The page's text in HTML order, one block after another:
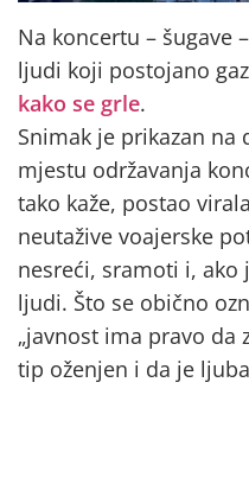
Na koncertu – šugave
ljudi koji postojano
kako se grle.
Snimak je prikazan na
mjestu održavanja
tako kaže, postao
neutažive voajerske
nesreći, sramoti i,
ljudi. Što se obično
„javnost ima pravo da
tip oženjen i da je